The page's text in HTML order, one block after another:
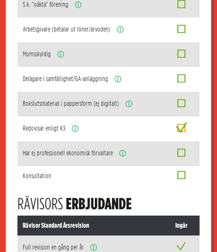
S.k. "oäkta" förening ⓘ
Arbetsgivare (betalar ut löner/arvoden) ⓘ
Momsskyldig ⓘ
Delägare i samfällighet/GA-anläggning ⓘ
Bokslutsmaterial i pappersform (ej digitalt) ⓘ
Redovisar enligt K3 ⓘ
Har ej professionell ekonomisk förvaltare ⓘ
Konsultation
RÄVISORSERBJUDANDE
Rävisor Standard Årsrevision Ingår
Full revision en gång per år ⓘ